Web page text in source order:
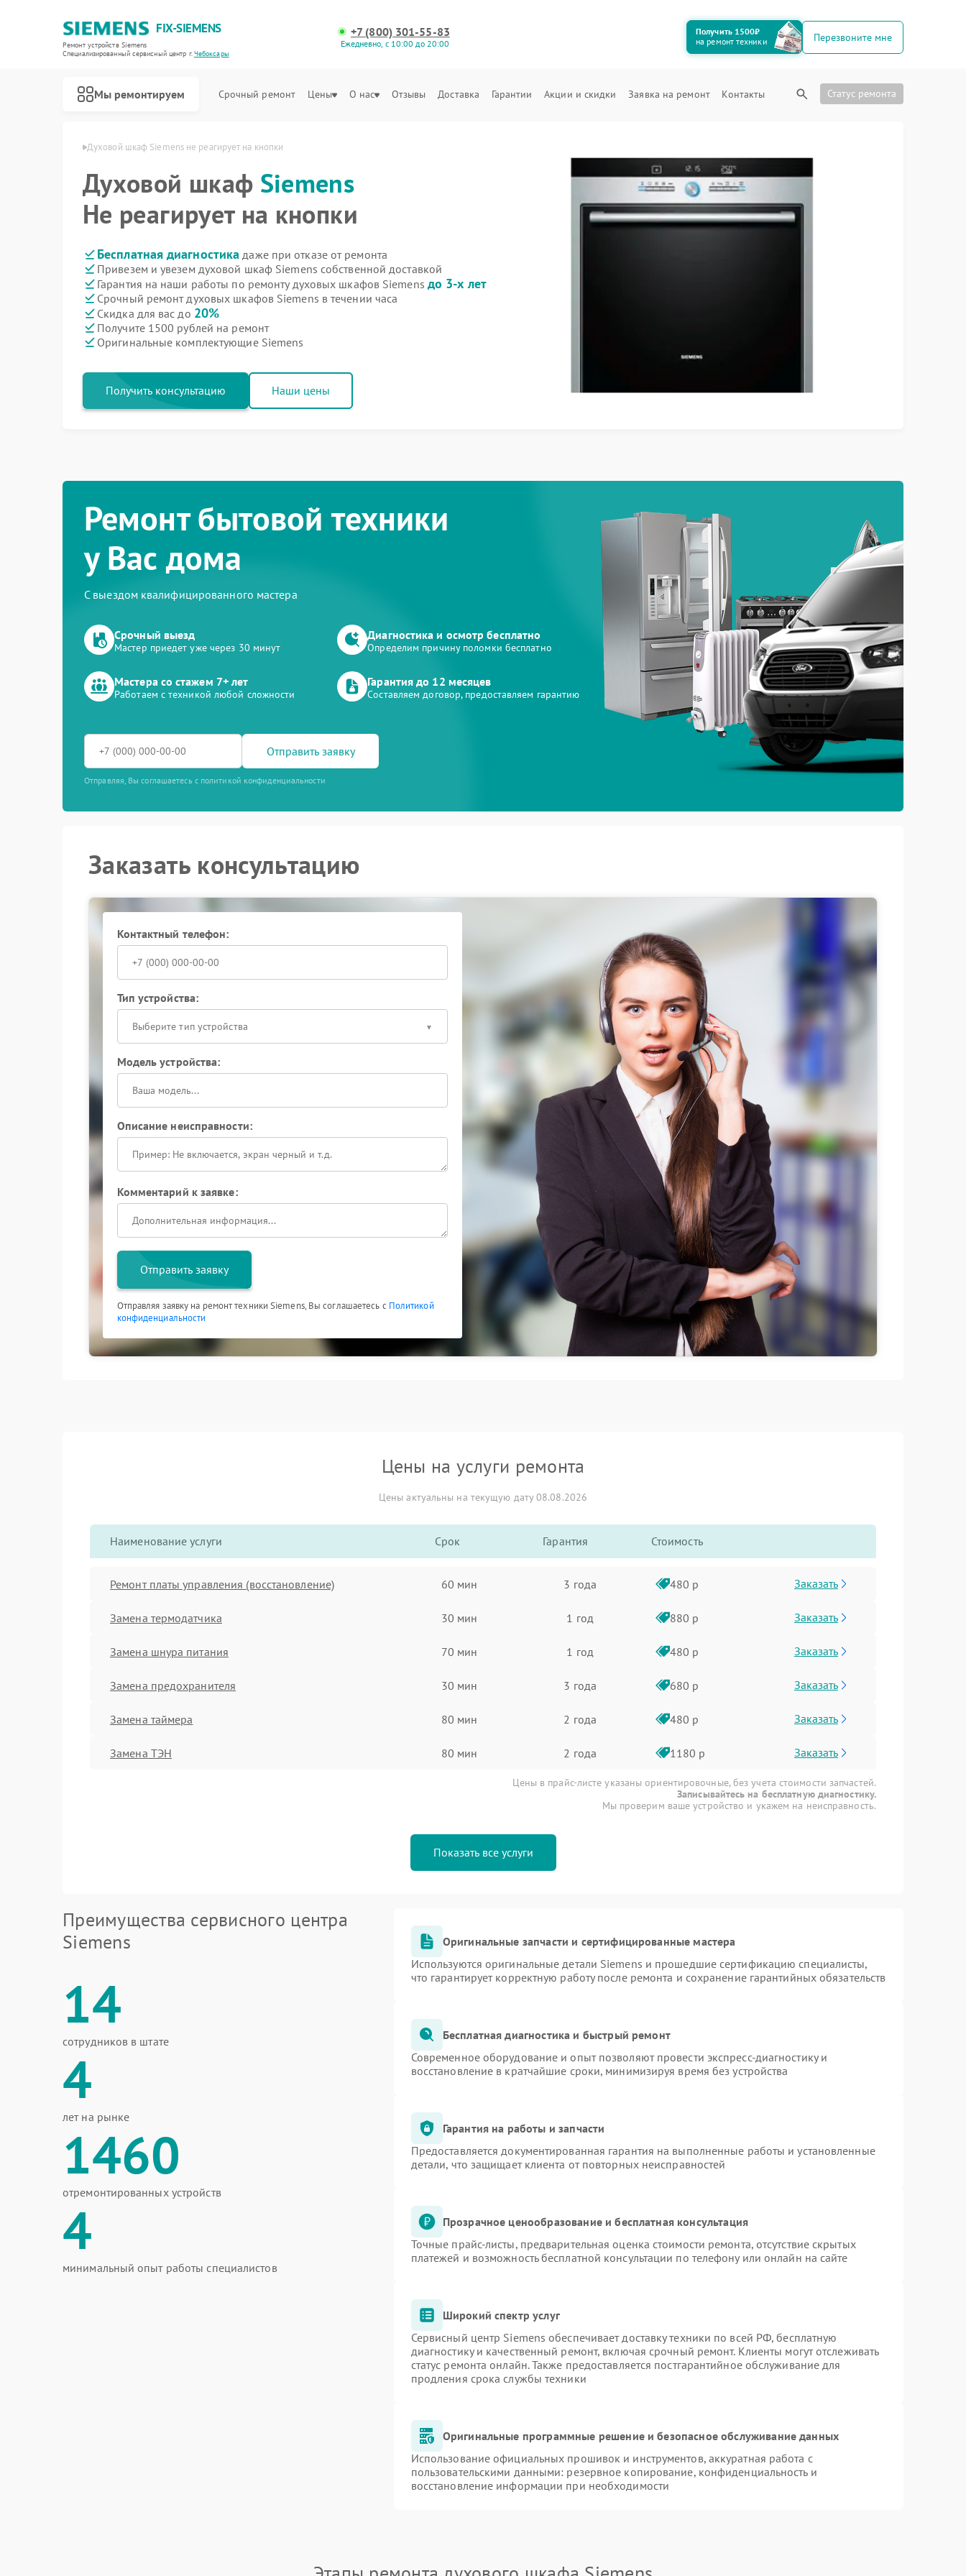
FIX-SIEMENS
Ремонт устройств Siemens
Специализированный cервисный центр г.Чебоксары
+7 (800) 301-55-83
Ежедневно, с 10:00 до 20:00
Получить 1500₽
на ремонт техники
Перезвоните мне
Мы ремонтируем Срочный ремонт Цены О нас Отзывы Доставка Гарантии Акции и скидки Заявка на ремонт Контакты Статус ремонта
Духовой шкаф Siemens не реагирует на кнопки
Духовой шкаф Siemens
Не реагирует на кнопки
Бесплатная диагностика даже при отказе от ремонта
Привезем и увезем духовой шкаф Siemens собственной доставкой
Гарантия на наши работы по ремонту духовых шкафов Siemens до 3-х лет
Срочный ремонт духовых шкафов Siemens в течении часа
Скидка для вас до 20%
Получите 1500 рублей на ремонт
Оригинальные комплектующие Siemens
Получить консультацию Наши цены
Ремонт бытовой техники
у Вас дома
С выездом квалифицированного мастера
Срочный выезд
Мастер приедет уже через 30 минут
Диагностика и осмотр бесплатно
Определим причину поломки бесплатно
Мастера со стажем 7+ лет
Работаем с техникой любой сложности
Гарантия до 12 месяцев
Составляем договор, предоставляем гарантию
Отправить заявку
Отправляя, Вы соглашаетесь с политикой конфиденциальности
Заказать консультацию
Контактный телефон:
Тип устройства:
Выберите тип устройства
Модель устройства:
Описание неисправности:
Комментарий к заявке:
Отправить заявку
Отправляя заявку на ремонт техники Siemens, Вы соглашаетесь с Политикой
конфиденциальности
Цены на услуги ремонта
Цены актуальны на текущую дату 08.08.2026
Наименование услуги Срок Гарантия Стоимость
Ремонт платы управления (восстановление) 60 мин 3 года 480 р Заказать
Замена термодатчика 30 мин 1 год 880 р Заказать
Замена шнура питания 70 мин 1 год 480 р Заказать
Замена предохранителя 30 мин 3 года 680 р Заказать
Замена таймера 80 мин 2 года 480 р Заказать
Замена ТЭН 80 мин 2 года 1180 р Заказать
Цены в прайс-листе указаны ориентировочные, без учета стоимости запчастей.
Записывайтесь на бесплатную диагностику.
Мы проверим ваше устройство и укажем на неисправность.
Показать все услуги
Преимущества сервисного центра
Siemens
14
сотрудников в штате
4
лет на рынке
1460
отремонтированных устройств
4
минимальный опыт работы специалистов
Оригинальные запчасти и сертифицированные мастера
Используются оригинальные детали Siemens и прошедшие сертификацию специалисты,
что гарантирует корректную работу после ремонта и сохранение гарантийных обязательств
Бесплатная диагностика и быстрый ремонт
Современное оборудование и опыт позволяют провести экспресс-диагностику и
восстановление в кратчайшие сроки, минимизируя время без устройства
Гарантия на работы и запчасти
Предоставляется документированная гарантия на выполненные работы и установленные
детали, что защищает клиента от повторных неисправностей
Прозрачное ценообразование и бесплатная консультация
Точные прайс-листы, предварительная оценка стоимости ремонта, отсутствие скрытых
платежей и возможность бесплатной консультации по телефону или онлайн на сайте
Широкий спектр услуг
Сервисный центр Siemens обеспечивает доставку техники по всей РФ, бесплатную
диагностику и качественный ремонт, включая срочный ремонт. Клиенты могут отслеживать
статус ремонта онлайн. Также предоставляется постгарантийное обслуживание для
продления срока службы техники
Оригинальные программные решение и безопасное обслуживание данных
Использование официальных прошивок и инструментов, аккуратная работа с
пользовательскими данными: резервное копирование, конфиденциальность и
восстановление информации при необходимости